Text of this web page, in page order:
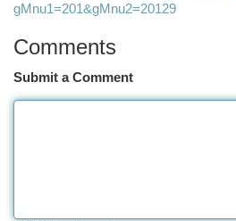
gMnu1=201&gMnu2=20129
Comments
Submit a Comment